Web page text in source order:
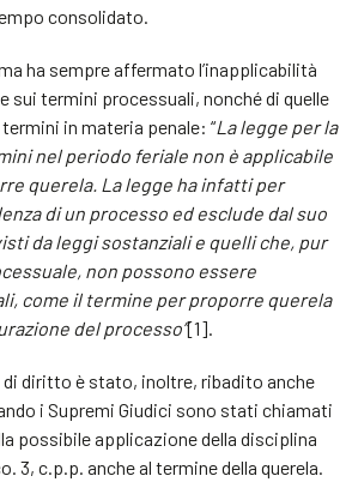
consolidato.
ha sempre affermato l’inapplicabilità
sui termini processuali, nonché di quelle
in materia penale: “La legge per la
nel periodo feriale non è applicabile
querela. La legge ha infatti per
di un processo ed esclude dal suo
da leggi sostanziali e quelli che, pur
non possono essere
come il termine per proporre querela
del processo”[1].
diritto è stato, inoltre, ribadito anche
i Supremi Giudici sono stati chiamati
possibile applicazione della disciplina
3, c.p.p. anche al termine della querela.